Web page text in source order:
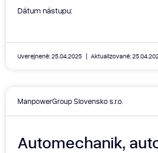
Dátum nástupu:
Uverejnené: 25.04.2025 Aktualizované:
ManpowerGroup Slovensko s.r.o.
Automechanik,